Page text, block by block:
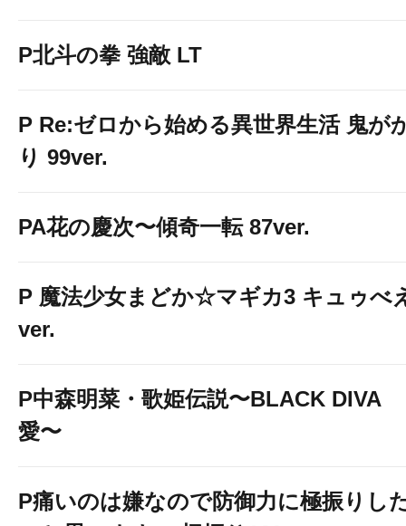
P北斗の拳 強敵 LT
P Re:ゼロから始める異世界生活 鬼が
り 99ver.
PA花の慶次〜傾奇一転 87ver.
P 魔法少女まどか☆マギカ3 キュゥべ
ver.
P中森明菜・歌姫伝説〜BLACK DIVA
愛〜
P痛いのは嫌なので防御力に極振りし